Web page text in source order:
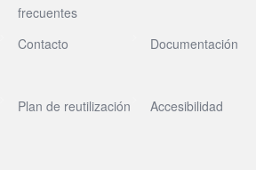
frecuentes
Contacto Documentación
Plan de reutilización
Accesibilidad